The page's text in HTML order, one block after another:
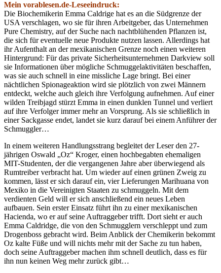
Mein vorablesen.de-Leseeindruck:
Die Biochemikerin Emma Caldrige hat es an die Südgrenze der
USA verschlagen, wo sie für ihren Arbeitgeber, das Unternehmen
Pure Chemistry, auf der Suche nach nachtblühenden Pflanzen ist,
die sich für eventuelle neue Produkte nutzen lassen. Allerdings hat
ihr Aufenthalt an der mexikanischen Grenze noch einen weiteren
Hintergrund: Für das private Sicherheitsunternehmen Darkview soll
sie Informationen über mögliche Schmuggelaktivitäten beschaffen,
was sie auch schnell in eine missliche Lage bringt. Bei einer
nächtlichen Spionageaktion wird sie plötzlich von zwei Männern
entdeckt, welche auch gleich ihre Verfolgung aufnehmen. Auf einer
wilden Treibjagd stürzt Emma in einen dunklen Tunnel und verliert
auf ihre Verfolger immer mehr an Vorsprung. Als sie schließlich in
einer Sackgasse endet, landet sie kurz darauf bei einem Anführer der
Schmuggler…
In einem weiteren Handlungsstrang begleitet der Leser den 27-
jährigen Oswald „Oz“ Kroger, einen hochbegabten ehemaligen
MIT-Studenten, der die vergangenen Jahre aber überwiegend als
Rumtreiber verbracht hat. Um wieder auf einen grünen Zweig zu
kommen, lässt er sich darauf ein, vier Lieferungen Marihuana von
Mexiko in die Vereinigten Staaten zu schmuggeln. Mit dem
verdienten Geld will er sich anschließend ein neues Leben
aufbauen. Sein erster Einsatz führt ihn zu einer mexikanischen
Hacienda, wo er auf seine Auftraggeber trifft. Dort sieht er auch
Emma Caldridge, die von den Schmugglern verschleppt und zum
Drogenboss gebracht wird. Beim Anblick der Chemikerin bekommt
Oz kalte Füße und will nichts mehr mit der Sache zu tun haben,
doch seine Auftraggeber machen ihm schnell deutlich, dass es für
ihn nun keinen Weg mehr zurück gibt…